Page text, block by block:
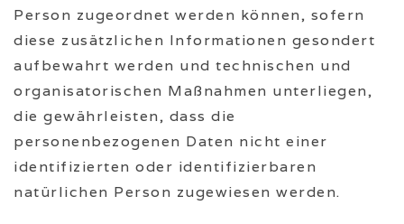
Person zugeordnet werden können, sofern
diese zusätzlichen Informationen gesondert
aufbewahrt werden und technischen und
organisatorischen Maßnahmen unterliegen,
die gewährleisten, dass die
personenbezogenen Daten nicht einer
identifizierten oder identifizierbaren
natürlichen Person zugewiesen werden.